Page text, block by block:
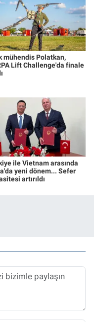
mühendis Polatkan,
Lift Challenge'da finale
ile Vietnam arasında
yeni dönem... Sefer
artırıldı